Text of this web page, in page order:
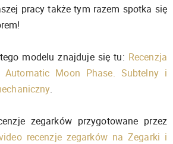
pracy także tym razem spotka się
modelu znajduje się tu: Recenzja
Automatic Moon Phase. Subtelny i
.
zegarków przygotowane przez
recenzje zegarków na Zegarki i